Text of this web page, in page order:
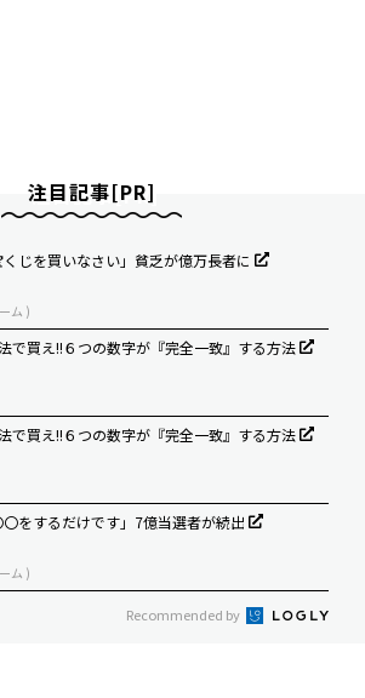
注目記事[PR]
くじを買いなさい」貧乏が億万長者に
ム )
で買え!!６つの数字が『完全一致』する方法
で買え!!６つの数字が『完全一致』する方法
〇をするだけです」7億当選者が続出
ム )
Recommended by